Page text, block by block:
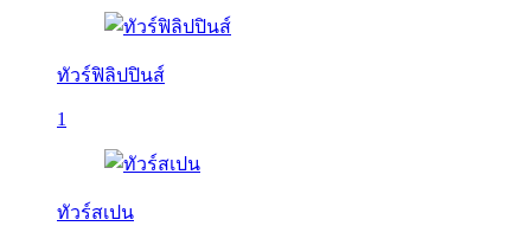
ทัวร์ฟิลิปปินส์
1
ทัวร์สเปน